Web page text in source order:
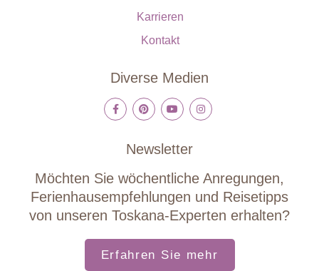
Karrieren
Kontakt
Diverse Medien
Newsletter
Möchten Sie wöchentliche Anregungen,
Ferienhausempfehlungen und Reisetipps
von unseren Toskana-Experten erhalten?
Erfahren Sie mehr